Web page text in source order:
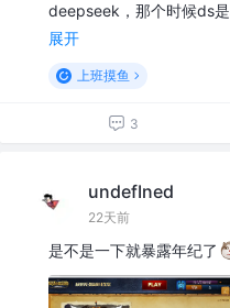
deepseek，那个时候ds
展开
上班摸鱼
3
undefIned
22天前
是不是一下就暴露年纪了